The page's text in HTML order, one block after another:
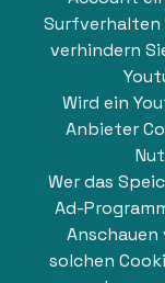
Surfverhalten
verhindern
Wird ein
Anbieter
Wer das
Ad-
solchen